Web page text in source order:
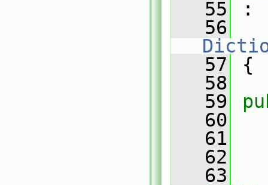
   55
:
   56
   57
{
   58
   59
   60
   61
   62
   63